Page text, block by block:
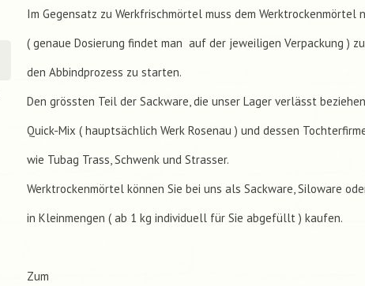
Im Gegensatz zu Werkfrischmörtel muss dem Werktrockenmörtel
( genaue Dosierung findet man auf der jeweiligen Verpackung )
den Abbindprozess zu starten.
Den grössten Teil der Sackware, die unser Lager verlässt
Quick-Mix ( hauptsächlich Werk Rosenau ) und dessen
wie Tubag Trass, Schwenk und Strasser.
Werktrockenmörtel können Sie bei uns als Sackware, Siloware
in Kleinmengen ( ab 1 kg individuell für Sie abgefüllt ) kaufen.
Zum